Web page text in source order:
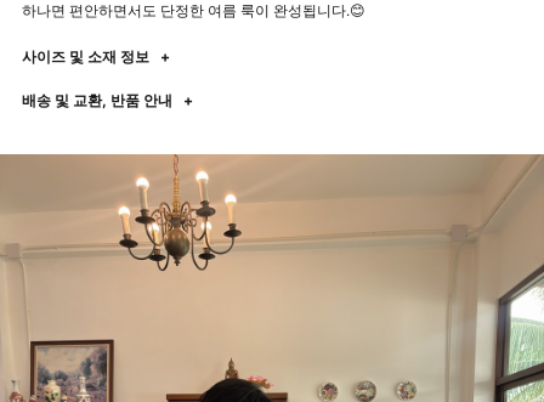
하나면 편안하면서도 단정한 여름 룩이 완성됩니다.😊
사이즈 및 소재 정보 +
배송 및 교환, 반품 안내 +